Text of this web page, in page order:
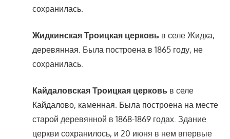
сохранилась.
Жидкинская Троицкая церковьв селе Жидка,
деревянная. Была построена в 1865 году, не
сохранилась.
Кайдаловская Троицкая церковьв селе
Кайдалово, каменная. Была построена на месте
старой деревянной в 1868-1869 годах. Здание
церкви сохранилось, и 20 июня в нем впервые